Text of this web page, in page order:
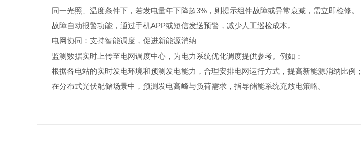
同一光照、温度条件下，若发电量年下降超3%，则提示组件故障或异常衰减，需立即检修。
故障自动报警功能，通过手机APP或短信发送预警，减少人工巡检成本。
电网协同：支持智能调度，促进新能源消纳
监测数据实时上传至电网调度中心，为电力系统优化调度提供参考。例如：
根据各电站的实时发电环境和预测发电能力，合理安排电网运行方式，提高新能源消纳比例；
在分布式光伏配储场景中，预测发电高峰与负荷需求，指导储能系统充放电策略。